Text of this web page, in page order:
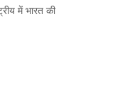
में भारत की